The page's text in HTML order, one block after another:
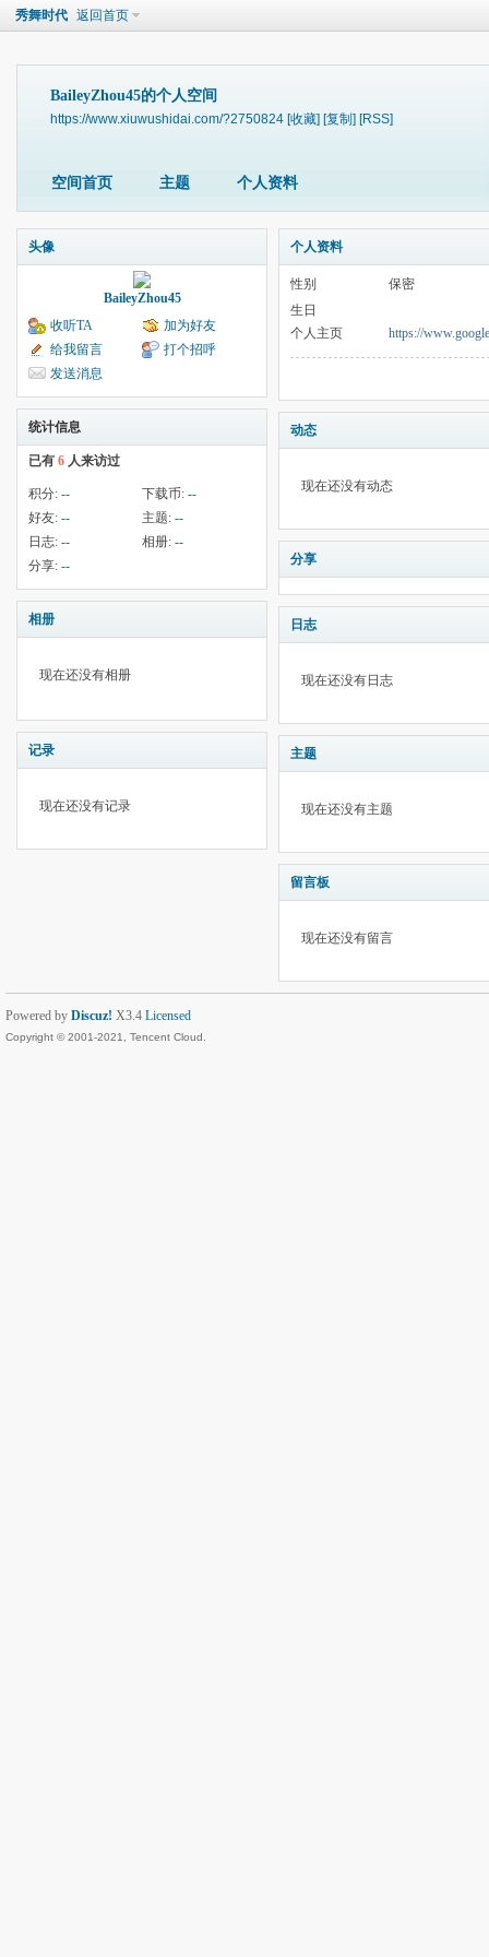
秀舞时代 返回首页
BaileyZhou45的个人空间
https://www.xiuwushidai.com/?2750824 [收藏] [复制] [RSS]
空间首页 主题 个人资料
头像
BaileyZhou45
收听TA
加为好友
给我留言
打个招呼
发送消息
统计信息
已有 6 人来访过
积分: -- 下载币: --
好友: -- 主题: --
日志: -- 相册: --
分享: --
相册
现在还没有相册
记录
现在还没有记录
个人资料
性别
保密
生日
个人主页
https://
动态
现在还没有动态
分享
日志
现在还没有日志
主题
现在还没有主题
留言板
现在还没有留言
Powered by Discuz! X3.4 Licensed
Copyright © 2001-2021, Tencent Cloud.